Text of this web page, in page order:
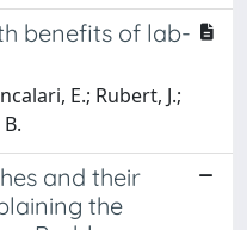
benefits of lab-
E.; Rubert, J.;
and their
the